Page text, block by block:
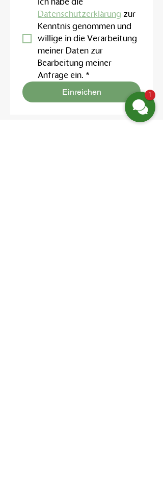
Datenschutzerklärung zur
Kenntnis genommen und
willige in die Verarbeitung
meiner Daten zur
Bearbeitung meiner
Anfrage ein. *
Einreichen 1